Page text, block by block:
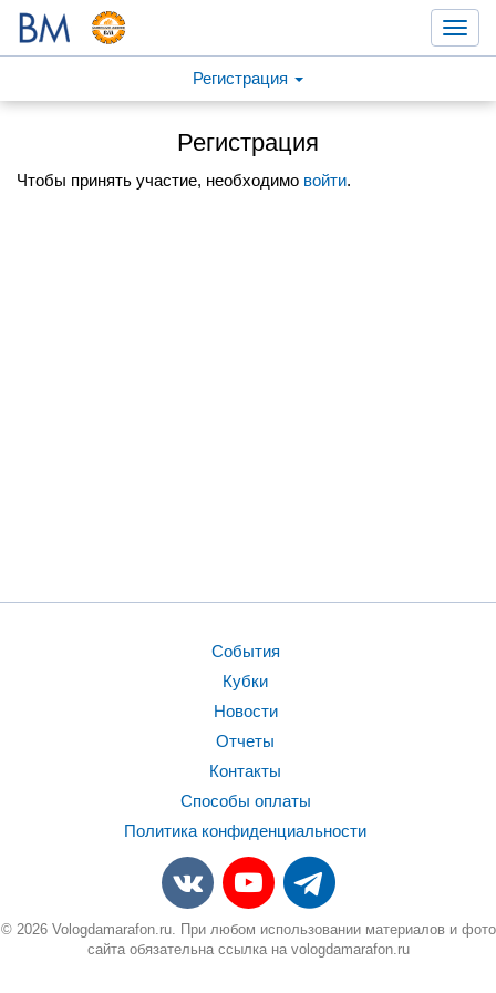
Регистрация
Регистрация
Чтобы принять участие, необходимо войти.
События
Кубки
Новости
Отчеты
Контакты
Способы оплаты
Политика конфиденциальности
© 2026 Vologdamarafon.ru. При любом использовании материалов и фото
сайта обязательна ссылка на vologdamarafon.ru